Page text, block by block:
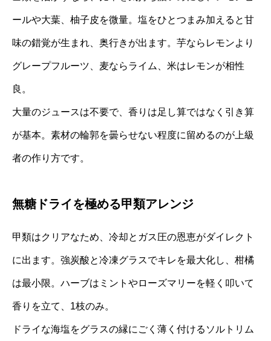
ールや大葉、柚子皮を微量。塩をひとつまみ加えると甘
味の錯覚が生まれ、奥行きが出ます。芋ならレモンより
グレープフルーツ、麦ならライム、米はレモンが相性
良。
大量のジュースは不要で、香りは足し算ではなく引き算
が基本。素材の輪郭を曇らせない程度に留めるのが上級
者の作り方です。
無糖ドライを極める甲類アレンジ
甲類はクリアなため、冷却とガス圧の恩恵がダイレクト
に出ます。強炭酸と冷凍グラスでキレを最大化し、柑橘
は最小限。ハーブはミントやローズマリーを軽く叩いて
香りを立て、1枝のみ。
ドライな海塩をグラスの縁にごく薄く付けるソルトリム